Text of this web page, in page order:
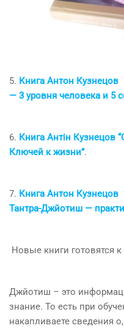
5. Книга Антон Кузнецов
— 3 уровня человека и 5
6. Книга Антін
Ключей к жизни”.
7. Книга Антон Кузнецов
Тантра-Джйотиш —
Новые книги готовятся
Джйотиш – это
знание. То есть при
накапливаете сведения